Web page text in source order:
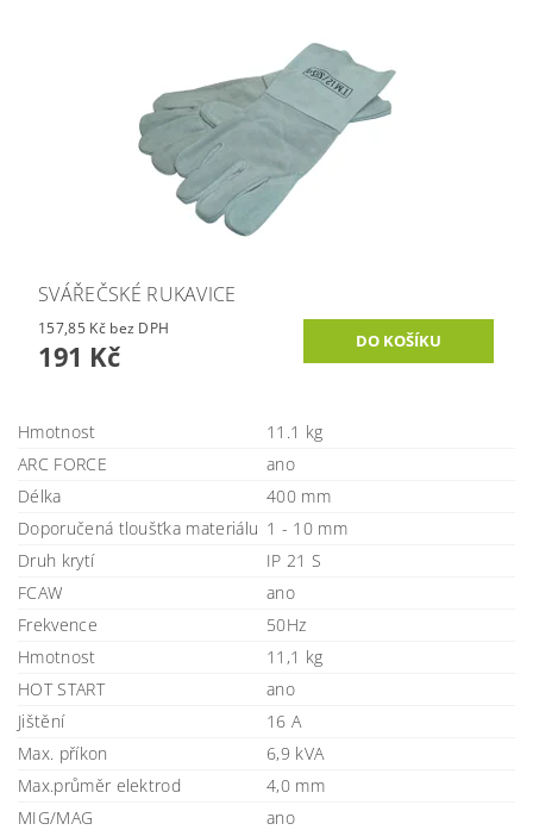
SVÁŘEČSKÉ RUKAVICE
157,85 Kč bez DPH
191 Kč
Hmotnost
11.1 kg
ARC FORCE
ano
Délka
400 mm
Doporučená tloušťka materiálu 1 - 10 mm
Druh krytí
IP 21 S
FCAW
ano
Frekvence
50Hz
Hmotnost
11,1 kg
HOT START
ano
Jištění
16 A
Max. příkon
6,9 kVA
Max.průměr elektrod
4,0 mm
MIG/MAG
ano